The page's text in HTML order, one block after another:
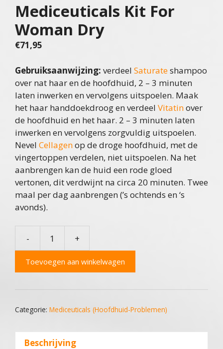
Mediceuticals Kit For
Woman Dry
€71,95
Gebruiksaanwijzing: verdeel Saturateshampoo
over nat haar en de hoofdhuid, 2 – 3 minuten
laten inwerken en vervolgens uitspoelen. Maak
het haar handdoekdroog en verdeel Vitatinover
de hoofdhuid en het haar. 2 – 3 minuten laten
inwerken en vervolgens zorgvuldig uitspoelen.
Nevel Cellagenop de droge hoofdhuid, met de
vingertoppen verdelen, niet uitspoelen. Na het
aanbrengen kan de huid een rode gloed
vertonen, dit verdwijnt na circa 20 minuten. Twee
maal per dag aanbrengen (’s ochtends en ‘s
avonds).
-
Kit
Dry
aantal
+
Toevoegen aan winkelwagen
Categorie: Mediceuticals (Hoofdhuid-Problemen)
Beschrijving